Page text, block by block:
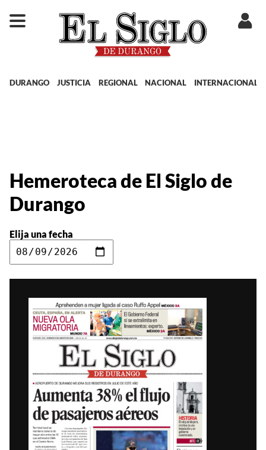
DURANGO JUSTICIA REGIONAL NACIONAL INTERNACIONAL
Hemeroteca de El Siglo de
Durango
Elija una fecha